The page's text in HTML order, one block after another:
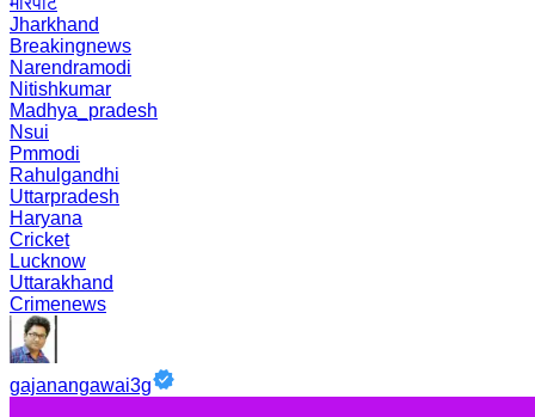
Jharkhand
Breakingnews
Narendramodi
Nitishkumar
Madhya_pradesh
Nsui
Pmmodi
Rahulgandhi
Uttarpradesh
Haryana
Cricket
Lucknow
Uttarakhand
Crimenews
gajanangawai3g